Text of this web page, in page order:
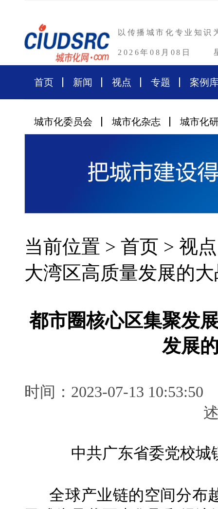
以传播城市化专业知识
2026年08月08日
首页 新闻 视点 专题 案例
城市化委员会 城市化杂志 城市化
当前位置 > 首页 > 视点
大湾区高质量发展的
都市圈核心区集聚发
发展
时间：2023-07-13
中共广东省委党校
全球产业链的空间分布